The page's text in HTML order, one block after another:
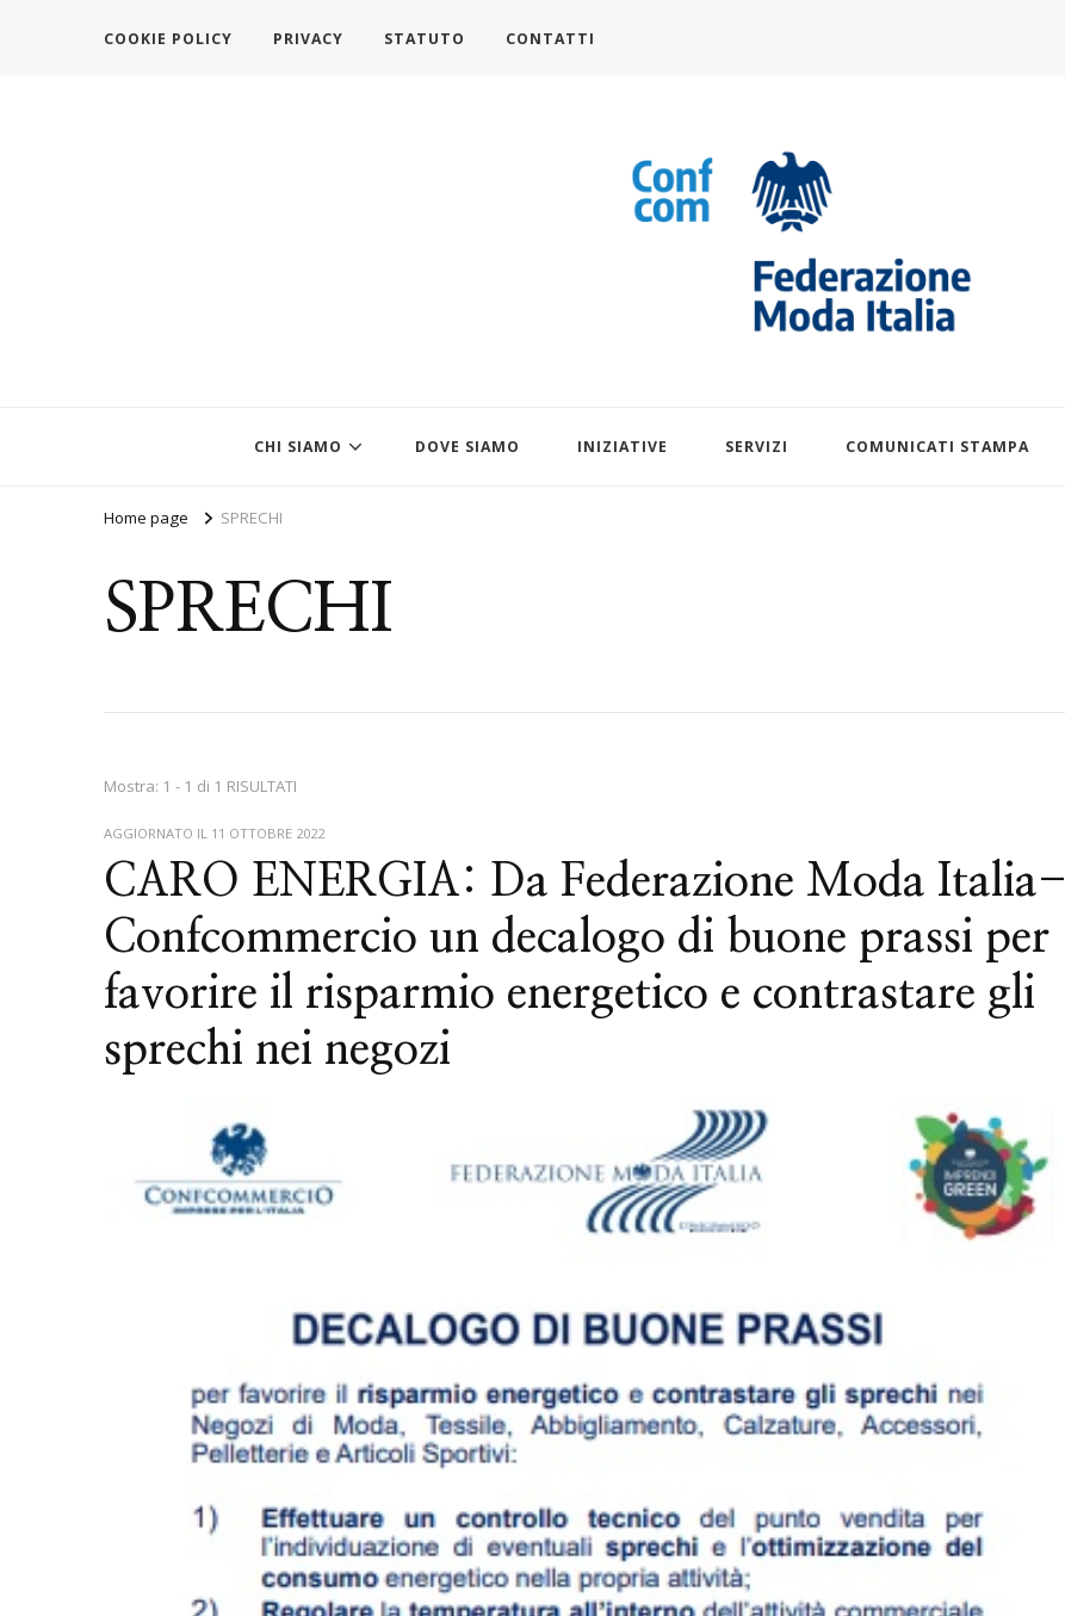
COOKIE POLICY PRIVACY STATUTO CONTATTI
CHI SIAMO DOVE SIAMO INIZIATIVE SERVIZI COMUNICATI STAMPA
Home page SPRECHI
SPRECHI
Mostra: 1 - 1 di 1 RISULTATI
AGGIORNATO IL 11 OTTOBRE 2022
CARO ENERGIA: Da Federazione Moda Italia-
Confcommercio un decalogo di buone prassi per
favorire il risparmio energetico e contrastare gli
sprechi nei negozi